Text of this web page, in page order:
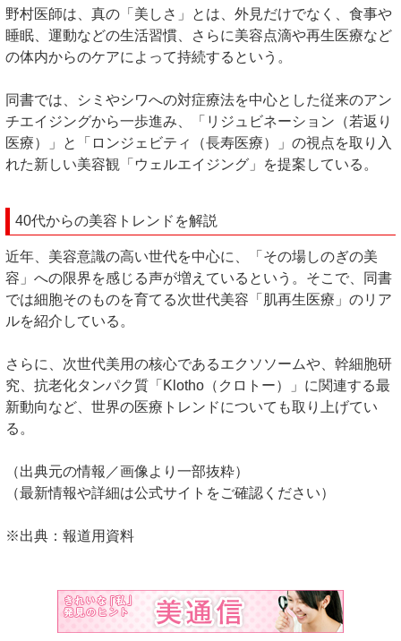
野村医師は、真の「美しさ」とは、外見だけでなく、食事や
睡眠、運動などの生活習慣、さらに美容点滴や再生医療など
の体内からのケアによって持続するという。
同書では、シミやシワへの対症療法を中心とした従来のアン
チエイジングから一歩進み、「リジュビネーション（若返り
医療）」と「ロンジェビティ（長寿医療）」の視点を取り入
れた新しい美容観「ウェルエイジング」を提案している。
40代からの美容トレンドを解説
近年、美容意識の高い世代を中心に、「その場しのぎの美
容」への限界を感じる声が増えているという。そこで、同書
では細胞そのものを育てる次世代美容「肌再生医療」のリア
ルを紹介している。
さらに、次世代美用の核心であるエクソソームや、幹細胞研
究、抗老化タンパク質「Klotho（クロトー）」に関連する最
新動向など、世界の医療トレンドについても取り上げてい
る。
（出典元の情報／画像より一部抜粋）
（最新情報や詳細は公式サイトをご確認ください）
※出典：報道用資料